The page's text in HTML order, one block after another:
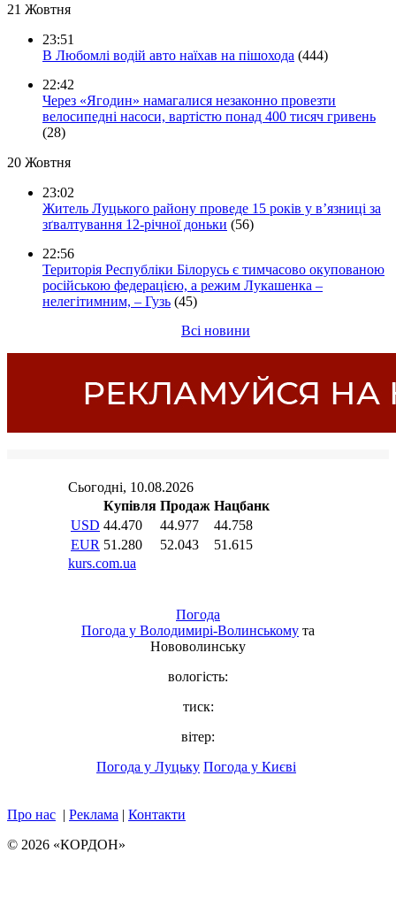
21 Жовтня
23:51
В Любомлі водій авто наїхав на пішохода (444)
22:42
Через «Ягодин» намагалися незаконно провезти
велосипедні насоси, вартістю понад 400 тисяч гривень
(28)
20 Жовтня
23:02
Житель Луцького району проведе 15 років у в’язниці за
зґвалтування 12-річної доньки (56)
22:56
Територія Республіки Білорусь є тимчасово окупованою
російською федерацією, а режим Лукашенка –
нелегітимним, – Гузь (45)
Всі новини
Погода
Погода у Володимирі-Волинському та
Нововолинську
вологість:
тиск:
вітер:
Погода у Луцьку Погода у Києві
Про нас | Реклама | Контакти
© 2026 «КОРДОН»